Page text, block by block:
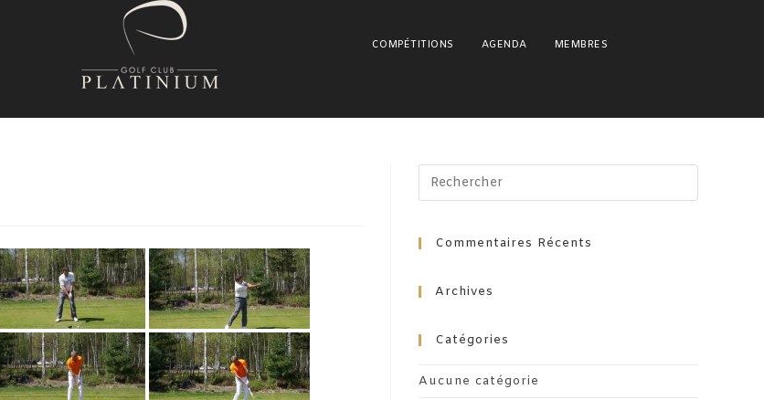
COMPÉTITIONS AGENDA MEMBRES
Escape
Commentaires Récents
Archives
Catégories
Aucune catégorie